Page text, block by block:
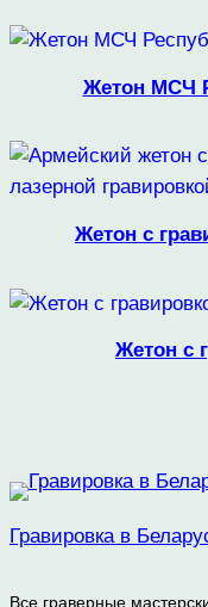
Жетон МСЧ
Жетон с
Жетон с
Гравировка в
Все граверные